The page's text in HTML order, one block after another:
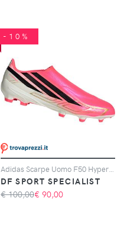
-10%
DF SPORT SPECIALIST
€ 100,00€ 90,00